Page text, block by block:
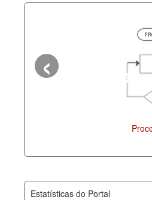
Deputados
‹
Estatísticas do Portal